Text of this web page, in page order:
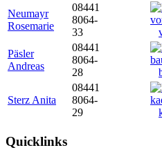
Neumayr
Rosemarie
08441
8064-
33
Päsler
Andreas
08441
8064-
28
Sterz Anita
08441
8064-
29
Quicklinks